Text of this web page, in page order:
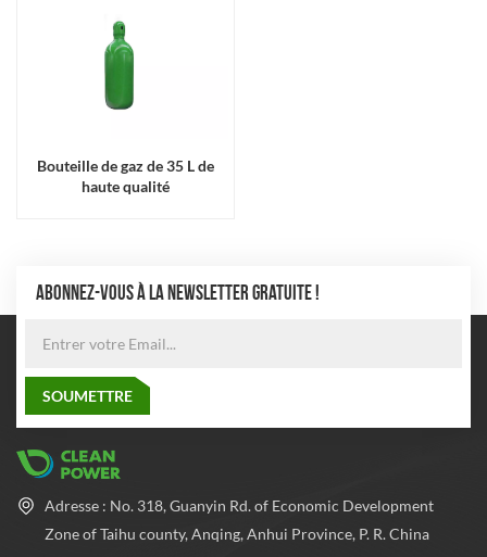
Bouteille de gaz de 35 L de
haute qualité
ABONNEZ-VOUS À LA NEWSLETTER GRATUITE !
Adresse : No. 318, Guanyin Rd. of Economic Development
Zone of Taihu county, Anqing, Anhui Province, P. R. China